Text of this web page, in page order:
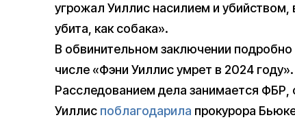
угрожал Уиллис насилием и
убита, как собака».
В обвинительном заключении
числе «Фэни Уиллис умрет в 2024 году».
Расследованием дела занимается ФБР,
Уиллис поблагодарила прокурора